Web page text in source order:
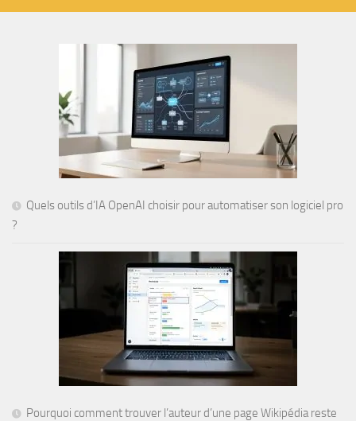
Quels outils d’IA OpenAI choisir pour automatiser son logiciel pro
?
Pourquoi comment trouver l’auteur d’une page Wikipédia reste